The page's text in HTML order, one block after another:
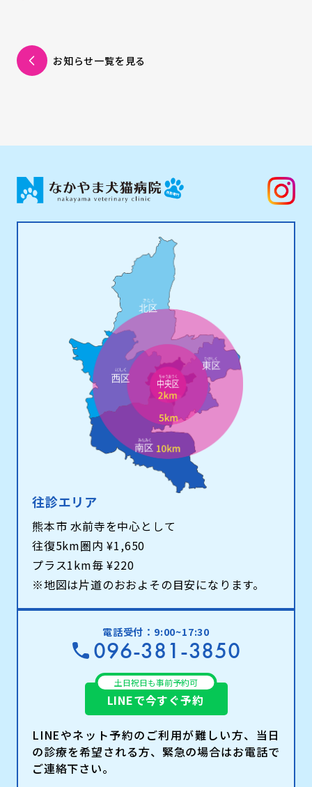
お知らせ一覧を見る
往診エリア
熊本市 水前寺を中心として
往復5km圏内 ¥1,650
プラス1km毎 ¥220
※地図は片道のおおよその目安になります。
電話受付：9:00~17:30
096-381-3850
LINEで今すぐ予約
土日祝日も事前予約可
LINEやネット予約のご利用が難しい方、当日
の診療を希望される方、緊急の場合はお電話で
ご連絡下さい。